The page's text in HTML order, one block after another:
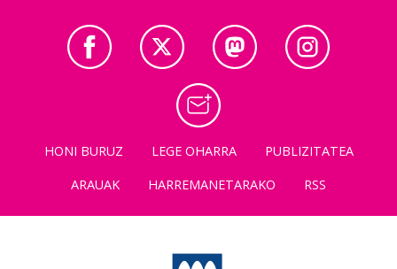
HONI BURUZ LEGE OHARRA
PUBLIZITATEA
ARAUAK
HARREMANETARAKO RSS